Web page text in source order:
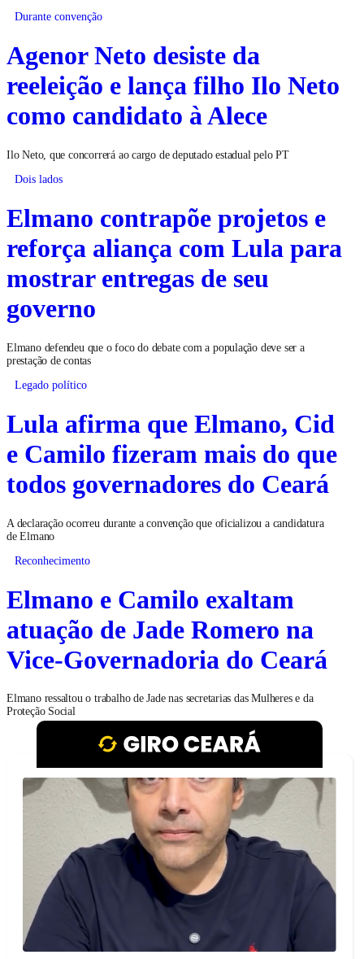
Durante convenção
Agenor Neto desiste da
reeleição e lança filho Ilo Neto
como candidato à Alece
Ilo Neto, que concorrerá ao cargo de deputado estadual pelo PT
Dois lados
Elmano contrapõe projetos e
reforça aliança com Lula para
mostrar entregas de seu
governo
Elmano defendeu que o foco do debate com a população deve ser a
prestação de contas
Legado político
Lula afirma que Elmano, Cid
e Camilo fizeram mais do que
todos governadores do Ceará
A declaração ocorreu durante a convenção que oficializou a candidatura
de Elmano
Reconhecimento
Elmano e Camilo exaltam
atuação de Jade Romero na
Vice-Governadoria do Ceará
Elmano ressaltou o trabalho de Jade nas secretarias das Mulheres e da
Proteção Social